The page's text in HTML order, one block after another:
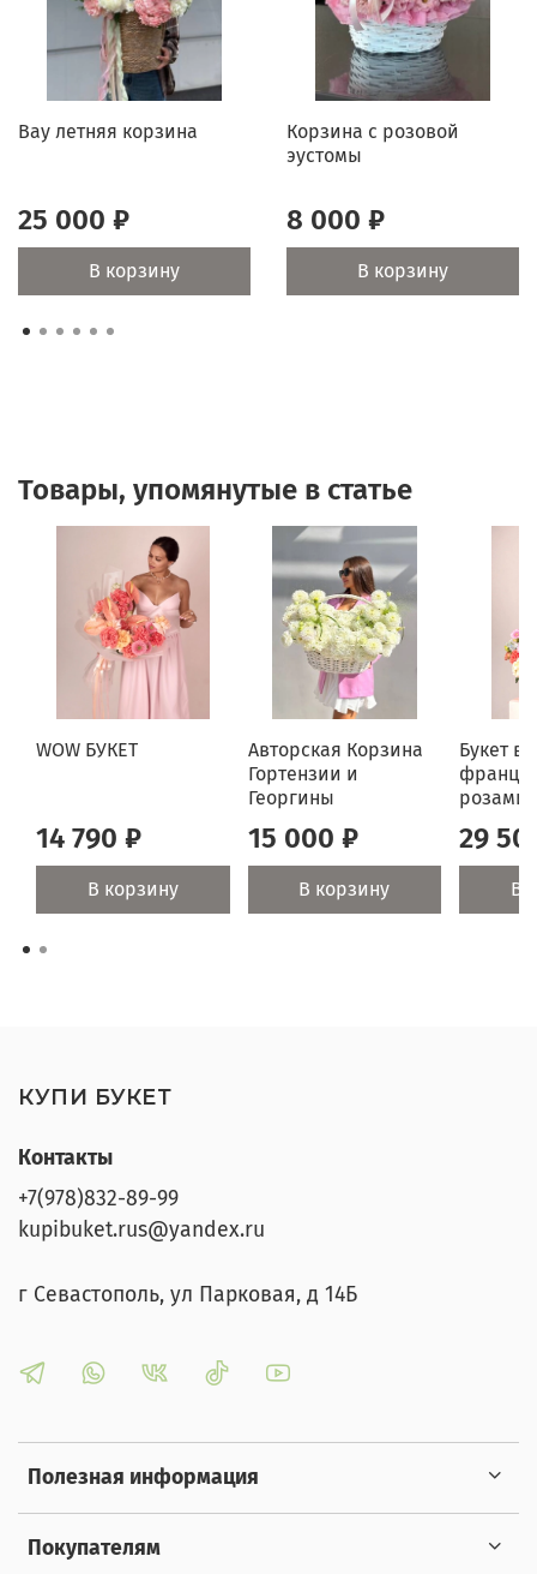
Вау летняя корзина
25 000 ₽
В корзину
Корзина с розовой
эустомы
8 000 ₽
В корзину
Товары, упомянутые в статье
WOW БУКЕТ
14 790 ₽
В корзину
Авторская Корзина
Гортензии и
Георгины
15 000 ₽
В корзину
Букет
розами
29
В
КУПИ БУКЕТ
Полезная информация
Покупателям
Контакты
+7(978)832-89-99
kupibuket.rus@yandex.ru
г Севастополь, ул Парковая, д 14Б